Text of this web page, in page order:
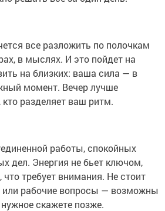
все разложить по полочкам
в мыслях. И это пойдет на
на близких: ваша сила — в
момент. Вечер лучше
кто разделяет ваш ритм.
работы, спокойных
дел. Энергия не бьет ключом,
требует внимания. Не стоит
рабочие вопросы — возможны
скажете позже.